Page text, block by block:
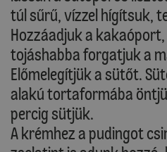
túl sűrű, vízzel hígítsuk,
Hozzáadjuk a
tojáshabba forgatjuk a
Előmelegítjük a sütőt.
alakú tortaformába
percig sütjük.
A krémhez a pudingot